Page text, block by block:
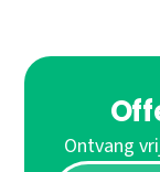
Ontvang